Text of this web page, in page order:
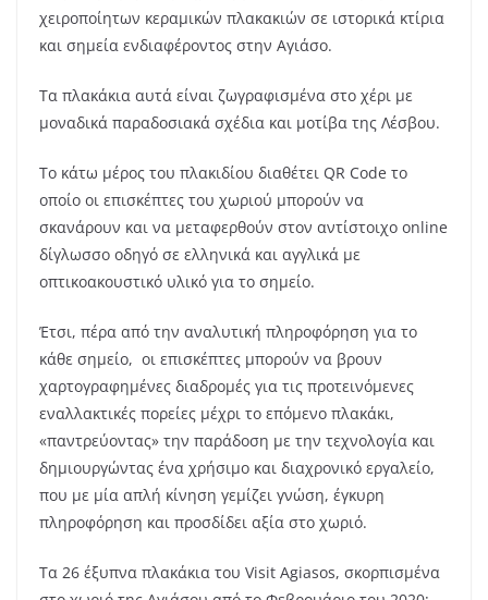
χειροποίητων κεραμικών πλακακιών σε ιστορικά κτίρια
και σημεία ενδιαφέροντος στην Αγιάσο.
Τα πλακάκια αυτά είναι ζωγραφισμένα στο χέρι με
μοναδικά παραδοσιακά σχέδια και μοτίβα της Λέσβου.
Το κάτω μέρος του πλακιδίου διαθέτει QR Code το
οποίο οι επισκέπτες του χωριού μπορούν να
σκανάρουν και να μεταφερθούν στον αντίστοιχο online
δίγλωσσο οδηγό σε ελληνικά και αγγλικά με
οπτικοακουστικό υλικό για το σημείο.
Έτσι, πέρα από την αναλυτική πληροφόρηση για το
κάθε σημείο, οι επισκέπτες μπορούν να βρουν
χαρτογραφημένες διαδρομές για τις προτεινόμενες
εναλλακτικές πορείες μέχρι το επόμενο πλακάκι,
«παντρεύοντας» την παράδοση με την τεχνολογία και
δημιουργώντας ένα χρήσιμο και διαχρονικό εργαλείο,
που με μία απλή κίνηση γεμίζει γνώση, έγκυρη
πληροφόρηση και προσδίδει αξία στο χωριό.
Τα 26 έξυπνα πλακάκια του Visit Agiasos, σκορπισμένα